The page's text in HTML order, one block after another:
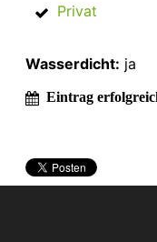
Privat
Wasserdicht: ja
Eintrag